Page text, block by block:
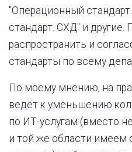
"Операционный
стандарт. СХД" и другие.
распространить и
стандарты по всему
По моему мнению, на
ведёт к уменьшению
по ИТ-услугам (вместо
и той же области имеем